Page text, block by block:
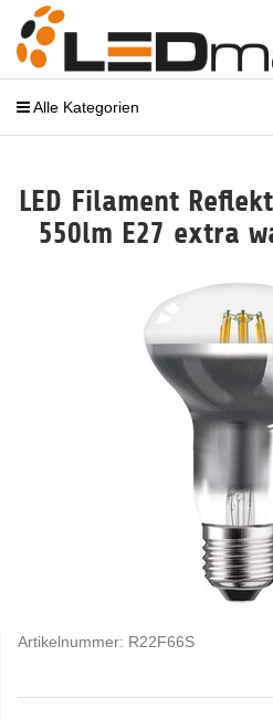
Alle Kategorien
LED Filament
550lm E27 extra
Artikelnummer: R22F66S